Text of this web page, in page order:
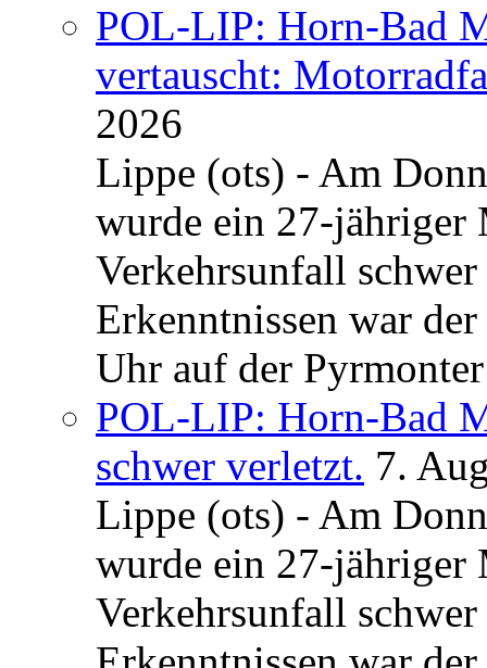
POL-LIP: Horn-Bad
vertauscht:
2026
Lippe (ots) - Am
wurde ein 27-jähriger
Verkehrsunfall
Erkenntnissen war
Uhr auf der
POL-LIP: Horn-Bad
schwer verletzt. 7.
Lippe (ots) - Am
wurde ein 27-jähriger
Verkehrsunfall